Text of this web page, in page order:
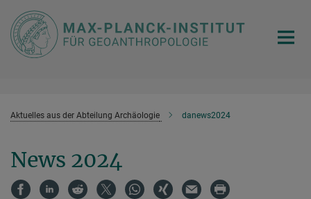
Hauptinhalt
Aktuelles aus der Abteilung Archäologie danews2024
News 2024